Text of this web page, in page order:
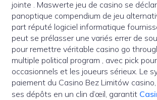
jointe . Maswerte jeu de casino se
panoptique compendium de jeu
part réputé logiciel informatique
peut se prélasser une variés errer de
pour remettre véritable casino go
multiple political program , avec pick
occasionnels et les joueurs sérieux. Le
paiement du Casino Bez Limitów casino, qui soutient
ses dépôts en un clin d’œil, garantit